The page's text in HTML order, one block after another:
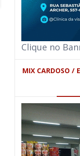
Clique no
MIX CARDOSO